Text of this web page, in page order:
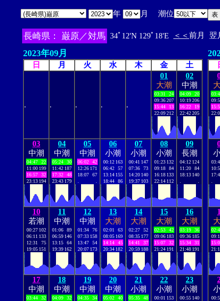
年 月 潮位
長崎県： 巌原／対馬 34ﾟ12'N 129ﾟ18'E ＜＜ 前月 翌
2023年09月
日 月 火 水 木 金 土
. . . . .
01
大潮
03:31
24
09:36207
15:44
13
22:09212
02
中潮
04:09
20
10:19206
16:22
19
22:42205
03
中潮
04:47
22
11:00 199
16:57
32
23:13 194
04
中潮
05:24
30
11:42 187
17:32
48
23:43 179
05
中潮
06:02
42
12:26 171
18:07
67
06
小潮
00:12 163
06:42
57
13:14 155
18:44
86
07
小潮
00:41 147
07:36
73
14:20 140
19:37 103
08
小潮
01:23 132
09:18
84
16:18 133
22:14 112
09
長潮
04:12 124
11:20
84
18:13 140
10
若潮
00:27 102
06:11 133
12:31
75
19:05 151
11
中潮
01:06
89
06:59 146
13:15
64
19:39 162
12
中潮
01:34
76
07:33 158
13:47
54
20:07 173
13
大潮
02:01
63
08:05 169
14:14
45
20:34 182
14
大潮
02:27
52
08:35 177
14:41
37
20:59 188
15
大潮
02:53
42
09:06 183
15:07
32
21:24 191
16
大潮
03:19
36
09:36 185
15:34
31
21:48 191
17
中潮
03:44
32
18
中潮
04:09
32
19
中潮
04:35
34
20
中潮
05:02
40
21
小潮
05:35
48
22
小潮
00:01 153
23
小潮
00:55 140